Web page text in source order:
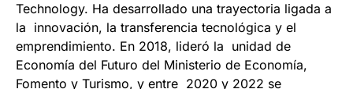
Technology. Ha desarrollado una trayectoria ligada a
la innovación, la transferencia tecnológica y el
emprendimiento. En 2018, lideró la unidad de
Economía del Futuro del Ministerio de Economía,
Fomento y Turismo, y entre 2020 y 2022 se